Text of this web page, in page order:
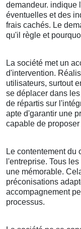
demandeur. indique
éventuelles et des
frais cachés. Le
qu'il règle et
La société met un
d'intervention.
utilisateurs, surtout
se déplacer dans
de répartis sur
apte d'garantir une
capable de
Le contentement
l'entreprise. Tous
une mémorable.
préconisations
accompagnement
processus.